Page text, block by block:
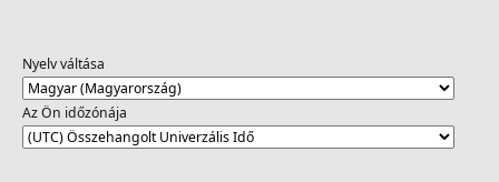
Nyelv váltása
Az Ön időzónája